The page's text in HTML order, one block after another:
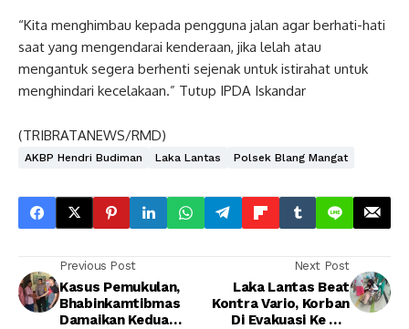
“Kita menghimbau kepada pengguna jalan agar berhati-hati
saat yang mengendarai kenderaan, jika lelah atau
mengantuk segera berhenti sejenak untuk istirahat untuk
menghindari kecelakaan.” Tutup IPDA Iskandar
(TRIBRATANEWS/RMD)
AKBP Hendri Budiman Laka Lantas Polsek Blang Mangat
Previous Post
Kasus Pemukulan,
Bhabinkamtibmas
Damaikan Kedua
Next Post
Laka Lantas Beat
Kontra Vario, Korban
Di Evakuasi Ke RS.